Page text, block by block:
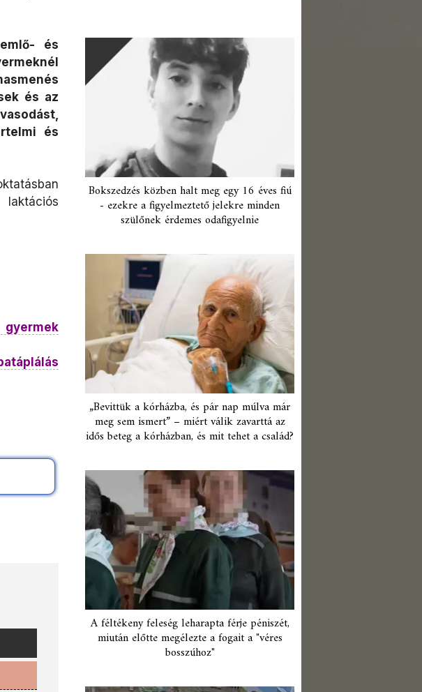
és
és az
és
Bokszedzés közben halt meg egy 16 éves fiú
- ezekre a figyelmeztető jelekre minden
szülőnek érdemes odafigyelnie
„Bevittük a kórházba, és pár nap múlva már
meg sem ismert” – miért válik zavarttá az
idős beteg a kórházban, és mit tehet a család?
A féltékeny feleség leharapta férje péniszét,
miután előtte megélezte a fogait a "véres
bosszúhoz"